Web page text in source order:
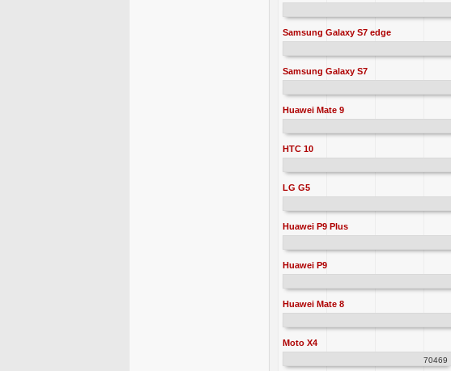
Samsung Galaxy S7 edge
Samsung Galaxy S7
Huawei Mate 9
HTC 10
LG G5
Huawei P9 Plus
Huawei P9
Huawei Mate 8
Moto X4
70469